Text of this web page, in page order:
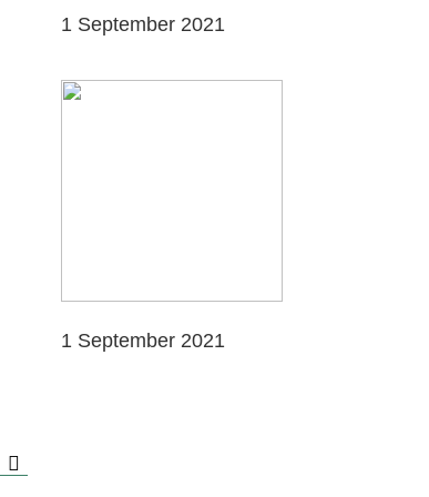
1 September 2021
1 September 2021